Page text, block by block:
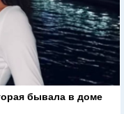
бывала в доме